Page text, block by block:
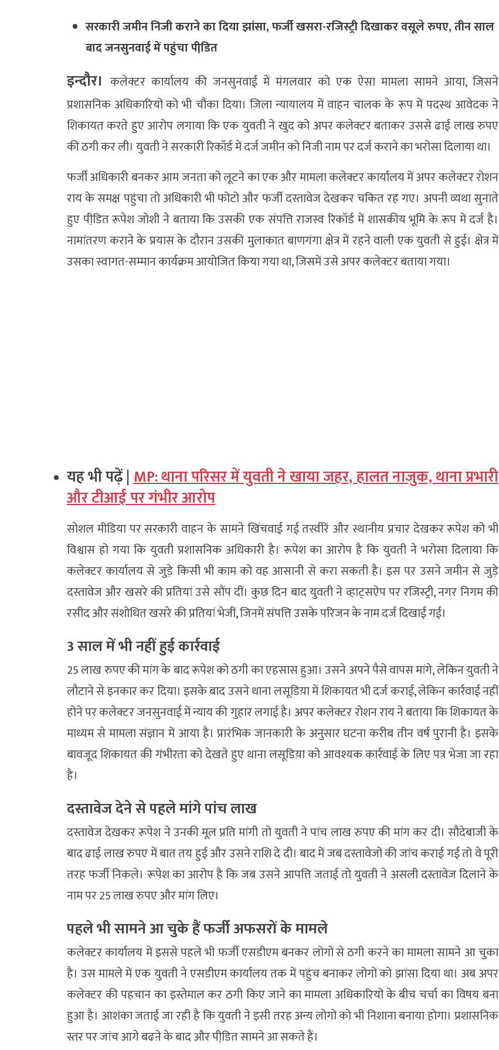
सरकारी जमीन निजी कराने का दिया झांसा, फर्जी खसरा-रजिस्ट्री दिखाकर वसूले रुपए, तीन साल
बाद जनसुनवाई में पहुंचा पीडि़त
इन्दौैर। कलेक्टर कार्यालय की जनसुनवाई में मंगलवार को एक ऐसा मामला सामने आया, जिसने
प्रशासनिक अधिकारियों को भी चौंका दिया। जिला न्यायालय में वाहन चालक के रूप में पदस्थ आवेदक ने
शिकायत करते हुए आरोप लगाया कि एक युवती ने खुद को अपर कलेक्टर बताकर उससे ढाई लाख रुपए
की ठगी कर ली। युवती ने सरकारी रिकॉर्ड में दर्ज जमीन को निजी नाम पर दर्ज कराने का भरोसा दिलाया था।
फर्जी अधिकारी बनकर आम जनता को लूटने का एक और मामला कलेक्टर कार्यालय में अपर कलेक्टर रोशन
राय के समक्ष पहुंचा तो अधिकारी भी फोटो और फर्जी दस्तावेज देखकर चकित रह गए। अपनी व्यथा सुनाते
हुए पीडि़त रूपेश जोशी ने बताया कि उसकी एक संपत्ति राजस्व रिकॉर्ड में शासकीय भूमि के रूप में दर्ज है।
नामांतरण कराने के प्रयास के दौरान उसकी मुलाकात बाणगंगा क्षेत्र में रहने वाली एक युवती से हुई। क्षेत्र में
उसका स्वागत-सम्मान कार्यक्रम आयोजित किया गया था, जिसमें उसे अपर कलेक्टर बताया गया।
यह भी पढ़ें |MP: थाना परिसर में युवती ने खाया जहर, हालत नाजुक, थाना प्रभारी
और टीआई पर गंभीर आरोप
सोशल मीडिया पर सरकारी वाहन के सामने खिंचवाई गई तस्वीरें और स्थानीय प्रचार देखकर रूपेश को भी
विश्वास हो गया कि युवती प्रशासनिक अधिकारी है। रूपेश का आरोप है कि युवती ने भरोसा दिलाया कि
कलेक्टर कार्यालय से जुड़े किसी भी काम को वह आसानी से करा सकती है। इस पर उसने जमीन से जुड़े
दस्तावेज और खसरे की प्रतियां उसे सौंप दीं। कुछ दिन बाद युवती ने व्हाट्सऐप पर रजिस्ट्री, नगर निगम की
रसीद और संशोधित खसरे की प्रतियां भेजीं, जिनमें संपत्ति उसके परिजन के नाम दर्ज दिखाई गई।
3 साल में भी नहीं हुई कार्रवाई
25 लाख रुपए की मांग के बाद रूपेश को ठगी का एहसास हुआ। उसने अपने पैसे वापस मांगे, लेकिन युवती ने
लौटाने से इनकार कर दिया। इसके बाद उसने थाना लसूडिय़ा में शिकायत भी दर्ज कराई, लेकिन कार्रवाई नहीं
होने पर कलेक्टर जनसुनवाई में न्याय की गुहार लगाई है। अपर कलेक्टर रोशन राय ने बताया कि शिकायत के
माध्यम से मामला संज्ञान में आया है। प्रारंभिक जानकारी के अनुसार घटना करीब तीन वर्ष पुरानी है। इसके
बावजूद शिकायत की गंभीरता को देखते हुए थाना लसूडिय़ा को आवश्यक कार्रवाई के लिए पत्र भेजा जा रहा
है।
दस्तावेज देने से पहले मांगे पांच लाख
दस्तावेज देखकर रूपेश ने उनकी मूल प्रति मांगी तो युवती ने पांच लाख रुपए की मांग कर दी। सौदेबाजी के
बाद ढाई लाख रुपए में बात तय हुई और उसने राशि दे दी। बाद में जब दस्तावेजों की जांच कराई गई तो वे पूरी
तरह फर्जी निकले। रूपेश का आरोप है कि जब उसने आपत्ति जताई तो युवती ने असली दस्तावेज दिलाने के
नाम पर 25 लाख रुपए और मांग लिए।
पहले भी सामने आ चुके हैं फर्जी अफसरों के मामले
कलेक्टर कार्यालय में इससे पहले भी फर्जी एसडीएम बनकर लोगों से ठगी करने का मामला सामने आ चुका
है। उस मामले में एक युवती ने एसडीएम कार्यालय तक में पहुंच बनाकर लोगों को झांसा दिया था। अब अपर
कलेक्टर की पहचान का इस्तेमाल कर ठगी किए जाने का मामला अधिकारियों के बीच चर्चा का विषय बना
हुआ है। आशंका जताई जा रही है कि युवती ने इसी तरह अन्य लोगों को भी निशाना बनाया होगा। प्रशासनिक
स्तर पर जांच आगे बढऩे के बाद और पीडि़त सामने आ सकते हैं।